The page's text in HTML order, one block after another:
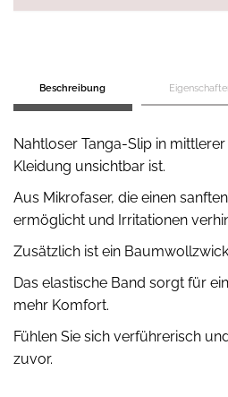
Beschreibung
Nahtloser Tanga-Slip in
Kleidung unsichtbar ist.
Aus Mikrofaser, die einen
ermöglicht und Irritationen
Zusätzlich ist ein
Das elastische Band sorgt für
mehr Komfort.
Fühlen Sie sich verführerisch
zuvor.